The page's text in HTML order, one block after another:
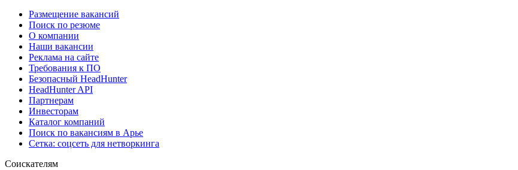
Размещение вакансий
Поиск по резюме
О компании
Наши вакансии
Реклама на сайте
Требования к ПО
Безопасный HeadHunter
HeadHunter API
Партнерам
Инвесторам
Каталог компаний
Поиск по вакансиям в Арье
Сетка: соцсеть для нетворкинга
Соискателям